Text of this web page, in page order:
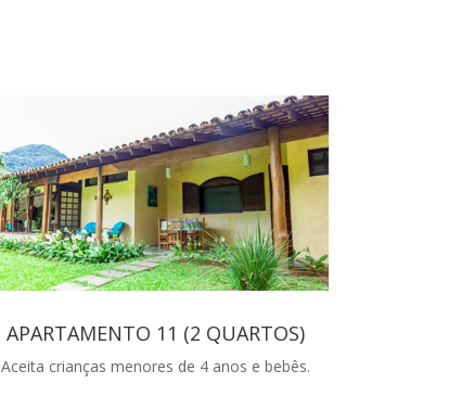
APARTAMENTO 11 (2 QUARTOS)
Aceita crianças menores de 4 anos e bebês.